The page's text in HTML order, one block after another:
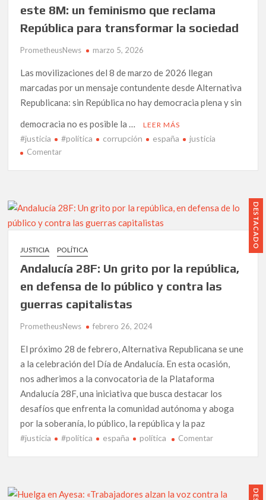
almeriense
este 8M: un feminismo que reclama
República para transformar la sociedad
PrometheusNews marzo 5, 2026
Las movilizaciones del 8 de marzo de 2026 llegan
marcadas por un mensaje contundente desde Alternativa
Republicana: sin República no hay democracia plena y sin
democracia no es posible la …
LEER MÁS
#justicia #política corrupción españa justicia
Comentaren
las
este
un
feminismo
que
República
para
la
sociedad
DESTACADO
JUSTICIA POLÍTICA
Andalucía 28F: Un grito por la república,
en defensa de lo público y contra las
guerras capitalistas
PrometheusNews febrero 26, 2024
El próximo 28 de febrero, Alternativa Republicana se une
a la celebración del Día de Andalucía. En esta ocasión,
nos adherimos a la convocatoria de la Plataforma
Andalucía 28F, una iniciativa que busca destacar los
desafíos que enfrenta la comunidad autónoma y aboga
por la soberanía, lo público, la república y la paz
#justicia #política españa política Comentaren
grito